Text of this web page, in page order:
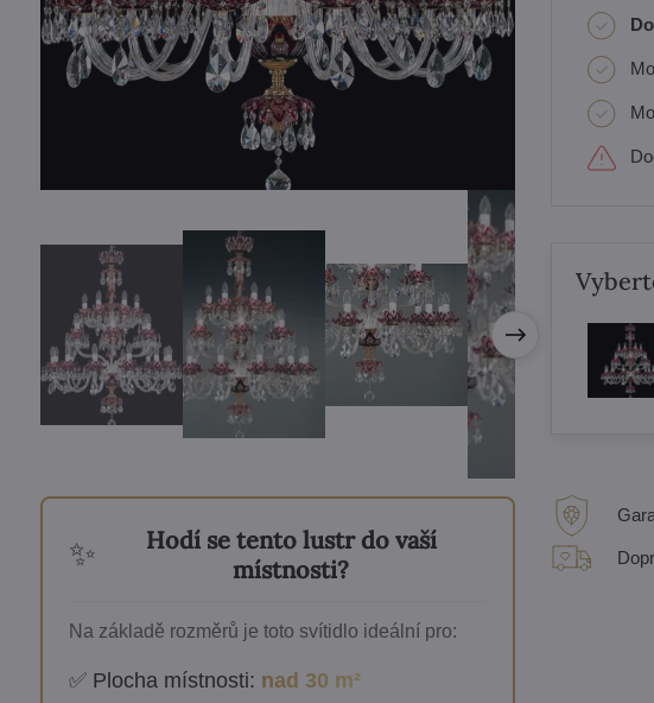
✨
Hodí se tento lustr do vaší
místnosti?
Na základě rozměrů je toto svítidlo ideální pro:
✅ Plocha místnosti: nad 30 m²